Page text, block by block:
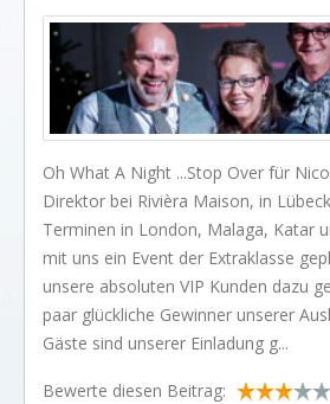
Dinner with friends
I love my dog!
Wusstet Ihr schon?
Behind the scenes...
Enjoy!
Events
Lässige Möbel
Must have
Strände
Oh What A Night ...Stop Over für
Direktor bei Rivièra Maison, in
Terminen in London, Malaga, Katar
mit uns ein Event der Extraklasse
unsere absoluten VIP Kunden dazu
paar glückliche Gewinner unserer
Gäste sind unserer Einladung g...
Bewerte diesen Beitrag: